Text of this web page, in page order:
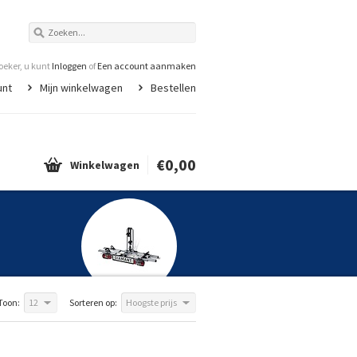
u kunt Inloggen ofEen account aanmaken
Mijn winkelwagen Bestellen
Winkelwagen €0,00
Sorteren op: Hoogste prijs
12